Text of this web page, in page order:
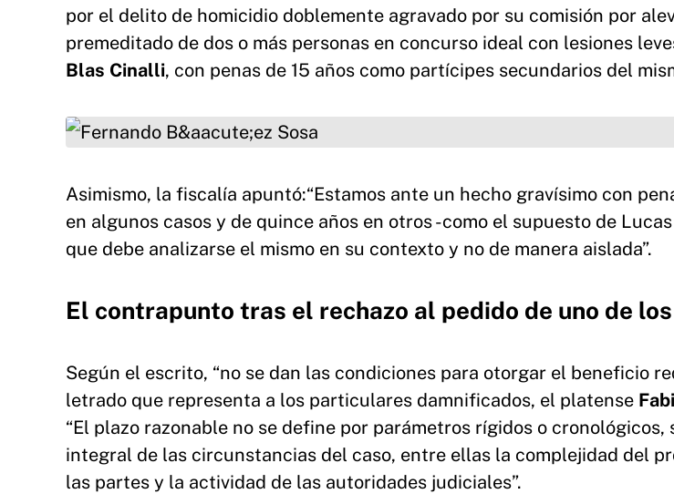
por el delito de homicidio doblemente agravado por su comisión por
premeditado de dos o más personas en concurso ideal con lesiones
Blas Cinalli, con penas de 15 años como partícipes secundarios del
Asimismo, la fiscalía apuntó:“Estamos ante un hecho gravísimo con
en algunos casos y de quince años en otros -como el supuesto de
que debe analizarse el mismo en su contexto y no de manera aislada”.
El contrapunto tras el rechazo al pedido de uno de
Según el escrito, “no se dan las condiciones para otorgar el beneficio
letrado que representa a los particulares damnificados, el platense
“El plazo razonable no se define por parámetros rígidos o cronológicos,
integral de las circunstancias del caso, entre ellas la complejidad del
las partes y la actividad de las autoridades judiciales”.